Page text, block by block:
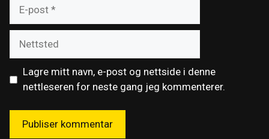
post
Lagre mitt navn, e-post og nettside i denne
nettleseren for neste gang jeg kommenterer.